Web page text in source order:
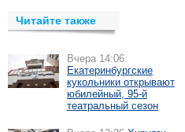
Читайте также
Вчера 14:06
Екатеринбургские
кукольники открывают
юбилейный, 95-й
театральный сезон